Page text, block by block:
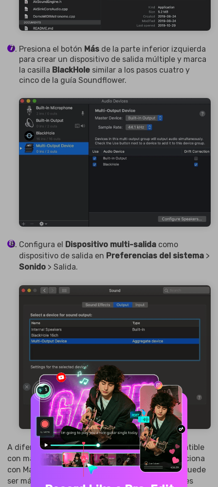
Presiona el botón Más de la parte inferior izquierda
para crear un dispositivo de salida múltiple y marca
la casilla BlackHole similar a los pasos cuatro y
cinco de la guía Soundflower.
Configura el Dispositivo multi-salida como
dispositivo de salida en Preferencias del sistema >
Sonido > Salida.
A diferencia de Soundflower, BlackHole es compatible
con macOS 10.10 o sistemas más recientes y funciona
con Macs Intel y Apple Silicon. Su configuración puede
ser más complicada que la de Soundflower, pero es